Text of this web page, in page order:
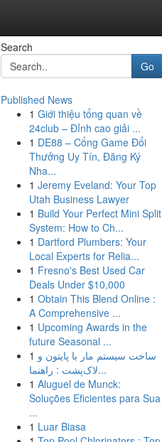
Search
Go
Published News
1 Giới thiệu tổng quan về
24club – Đỉnh cao giải ...
1 DE88 – Cổng Game Đổi
Thưởng Uy Tín, Đăng Ký
Nha...
1 Jeremy Eveland: Your Top
Utah Business Lawyer
1 Build Your Perfect Mini Split
System: How to Ch...
1 Dartford Plumbers: Your
Local Experts for Relia...
1 Fresno's Best Used Car
Deals Under $10,000
1 Obtain This Blend Online :
A Comprehensive ...
1 Upcoming Awards in the
future Seasonal ...
1 ساخت سیستم مار با پایتون و
لاک‌پشت : راهنما...
1 Aluguel de Munck:
Soluções Eficientes para Sua
...
1 Luar Biasa